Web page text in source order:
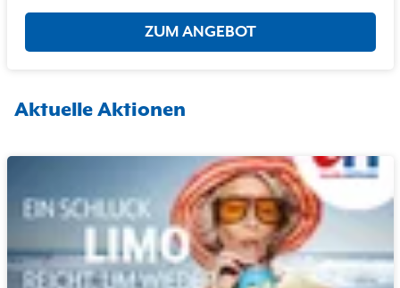
ZUM ANGEBOT
Aktuelle Aktionen